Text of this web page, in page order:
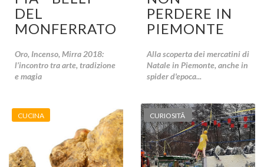
DEL
MONFERRATO
Oro, Incenso, Mirra 2018:
l’incontro tra arte, tradizione
e magia
PERDERE IN
PIEMONTE
Alla scoperta dei mercatini di
Natale in Piemonte, anche in
spider d'epoca...
CUCINA CURIOSITÃ